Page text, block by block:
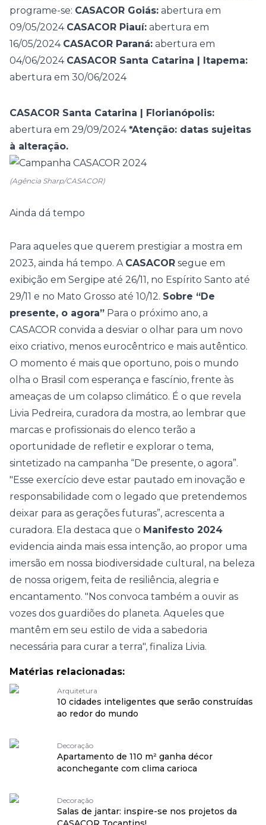
programe-se: CASACOR Goiás: abertura em
09/05/2024 CASACOR Piauí: abertura em
16/05/2024 CASACOR Paraná: abertura em
04/06/2024 CASACOR Santa Catarina | Itapema:
abertura em 30/06/2024
CASACOR Santa Catarina | Florianópolis:
abertura em 29/09/2024*Atenção: datas sujeitas
à alteração.
(Agência Sharp/CASACOR)
Ainda dá tempo
Para aqueles que querem prestigiar a mostra em
2023, ainda há tempo. A CASACOR segue em
exibição em Sergipe até 26/11, no Espírito Santo até
29/11 e no Mato Grosso até 10/12. Sobre “De
presente, o agora” Para o próximo ano, a
CASACOR convida a desviar o olhar para um novo
eixo criativo, menos eurocêntrico e mais autêntico.
O momento é mais que oportuno, pois o mundo
olha o Brasil com esperança e fascínio, frente às
ameaças de um colapso climático. É o que revela
Livia Pedreira, curadora da mostra, ao lembrar que
marcas e profissionais do elenco terão a
oportunidade de refletir e explorar o tema,
sintetizado na campanha “De presente, o agora”.
"Esse exercício deve estar pautado em inovação e
responsabilidade com o legado que pretendemos
deixar para as gerações futuras”, acrescenta a
curadora. Ela destaca que o Manifesto 2024
evidencia ainda mais essa intenção, ao propor uma
imersão em nossa biodiversidade cultural, na beleza
de nossa origem, feita de resiliência, alegria e
encantamento. "Nos convoca também a ouvir as
vozes dos guardiões do planeta. Aqueles que
mantêm em seu estilo de vida a sabedoria
necessária para curar a terra", finaliza Livia.
Matérias relacionadas:
Arquitetura
10 cidades inteligentes que serão construídas
ao redor do mundo
Decoração
Apartamento de 110 m² ganha décor
aconchegante com clima carioca
Decoração
Salas de jantar: inspire-se nos projetos da